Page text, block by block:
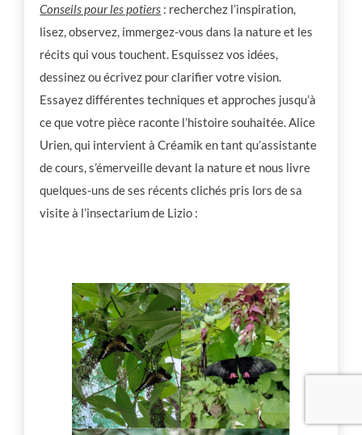
Conseils pour les potiers : recherchez l’inspiration,
lisez, observez, immergez-vous dans la nature et les
récits qui vous touchent. Esquissez vos idées,
dessinez ou écrivez pour clarifier votre vision.
Essayez différentes techniques et approches jusqu’à
ce que votre pièce raconte l’histoire souhaitée. Alice
Urien, qui intervient à Créamik en tant qu’assistante
de cours, s’émerveille devant la nature et nous livre
quelques-uns de ses récents clichés pris lors de sa
visite à l’insectarium de Lizio :